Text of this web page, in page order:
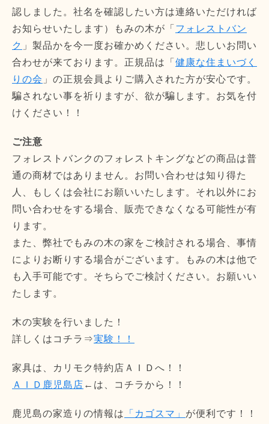
認しました。社名を確認したい方は連絡いただければ
お知らせいたします）もみの木が「 フォレストバン
ク 」製品かを今一度お確かめください。悲しいお問い
合わせが来ております。正規品は「 健康な住まいづく
りの会 」の正規会員よりご購入された方が安心です。
騙されない事を祈りますが、欲が騙します。お気を付
けください！！
ご注意
フォレストバンクのフォレストキングなどの商品は普
通の商材ではありません。お問い合わせは知り得た
人、もしくは会社にお願いいたします。それ以外にお
問い合わせをする場合、販売できなくなる可能性が有
ります。
また、弊社でもみの木の家をご検討される場合、事情
によりお断りする場合がございます。もみの木は他で
も入手可能です。そちらでご検討ください。お願いい
たします。
木の実験を行いました！
詳しくはコチラ⇒実験！！
家具は、カリモク特約店ＡＩＤへ！！
ＡＩＤ鹿児島店 ←は、コチラから！！
鹿児島の家造りの情報は 「カゴスマ」 が便利です！！